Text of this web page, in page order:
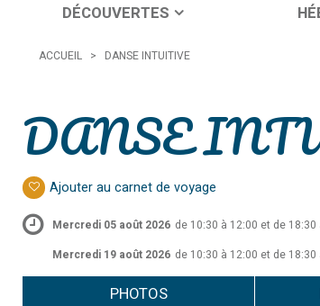
DÉCOUVERTES
ACCUEIL > DANSE INTUITIVE
DANSE
Ajouter au carnet de voyage
Mercredi 05 août 2026 de 10:30 à 12:00 et de 18:30
Mercredi 19 août 2026 de 10:30 à 12:00 et de 18:30
PHOTOS